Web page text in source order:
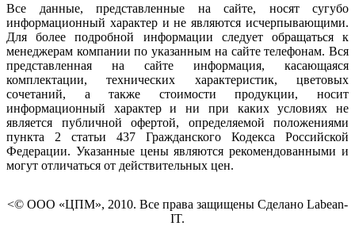
Все данные, представленные на сайте, носят сугубо
информационный характер и не являются исчерпывающими.
Для более подробной информации следует обращаться к
менеджерам компании по указанным на сайте телефонам. Вся
представленная на сайте информация, касающаяся
комплектации, технических характеристик, цветовых
сочетаний, а также стоимости продукции, носит
информационный характер и ни при каких условиях не
является публичной офертой, определяемой положениями
пункта 2 статьи 437 Гражданского Кодекса Российской
Федерации. Указанные цены являются рекомендованными и
могут отличаться от действительных цен.
<© ООО «ЦПМ», 2010. Все права защищены Сделано Labean-
IT.